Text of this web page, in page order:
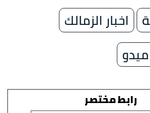
اخبار الزمالك
رابط مختصر